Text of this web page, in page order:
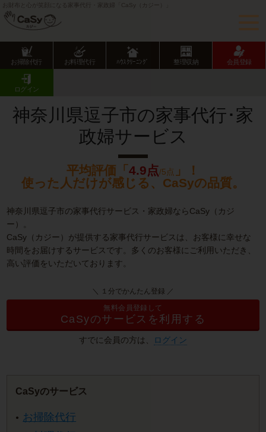
お財布と心が笑顔になる家事代行・家政婦「CaSy（カジー）」
お掃除代行 お料理代行 ﾊｳｽｸﾘｰﾆﾝｸﾞ 整理収納 会員登録
ログイン
CaSy TOP
逗子市の家事代行･家政婦サービス
神奈川県逗子市の家事代行･家
政婦サービス
平均評価「 4.9点/5点
」！
使った人だけが感じる、CaSyの品質。
神奈川県逗子市の家事代行サービス・家政婦ならCaSy（カジ
ー）。
CaSy（カジー）が提供する家事代行サービスは、お客様に幸せな
時間をお届けするサービスです。多くのお客様にご利用いただき、
高い評価をいただいております。
＼ １分でかんたん登録 ／
無料会員登録して
CaSyのサービスを利用する
すでに会員の方は、 ログイン
CaSyのサービス
お掃除代行